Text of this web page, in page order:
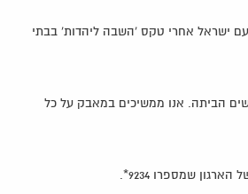
לעם ישראל אחרי טקס 'השבה ליהדות' בבתי
הביתה. אנו ממשיכים במאבק על כל
שמספרו 9234*.